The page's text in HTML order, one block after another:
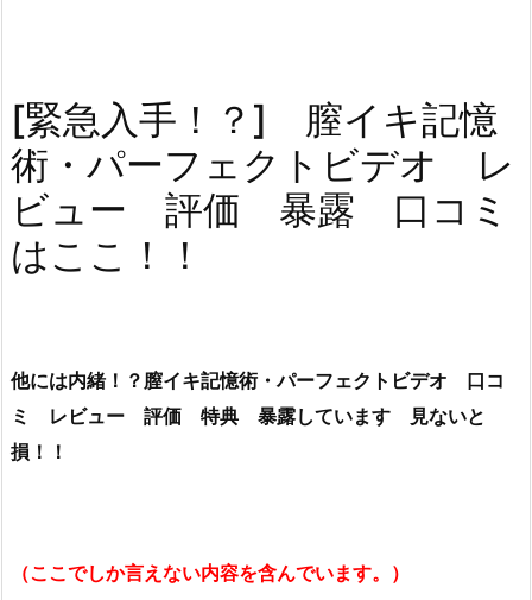
[緊急入手！？] 膣イキ記憶
術・パーフェクトビデオ レ
ビュー 評価 暴露 口コミ
はここ！！
他には内緒！？膣イキ記憶術・パーフェクトビデオ 口コ
ミ レビュー 評価 特典 暴露しています 見ないと
損！！
（ここでしか言えない内容を含んでいます。）